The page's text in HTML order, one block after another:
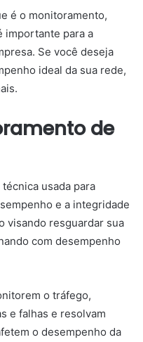
é o monitoramento,
importante para a
Se você deseja
ideal da sua rede,
de
técnica usada para
e a integridade
visando resguardar sua
com desempenho
o tráfego,
e falhas e resolvam
o desempenho da